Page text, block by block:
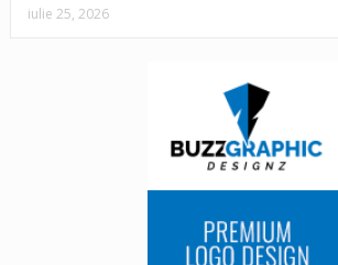
iulie 25, 2026